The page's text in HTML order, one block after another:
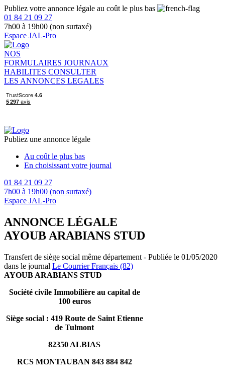
Publiez votre annonce légale au coût le plus bas
01 84 21 09 27
7h00 à 19h00 (non surtaxé)
Espace JAL-Pro
NOS
FORMULAIRES JOURNAUX
HABILITES CONSULTER
LES ANNONCES LEGALES
Publiez une annonce légale
Au coût le plus bas
En choisissant votre journal
01 84 21 09 27
7h00 à 19h00 (non surtaxé)
Espace JAL-Pro
ANNONCE LÉGALE
AYOUB ARABIANS STUD
Transfert de siège social même département - Publiée le 01/05/2020
dans le journal Le Courrier Français (82)
AYOUB ARABIANS STUD
Société civile Immobilière au capital de
100 euros
Siège social : 419 Route de Saint Etienne
de Tulmont
82350 ALBIAS
RCS MONTAUBAN 843 884 842